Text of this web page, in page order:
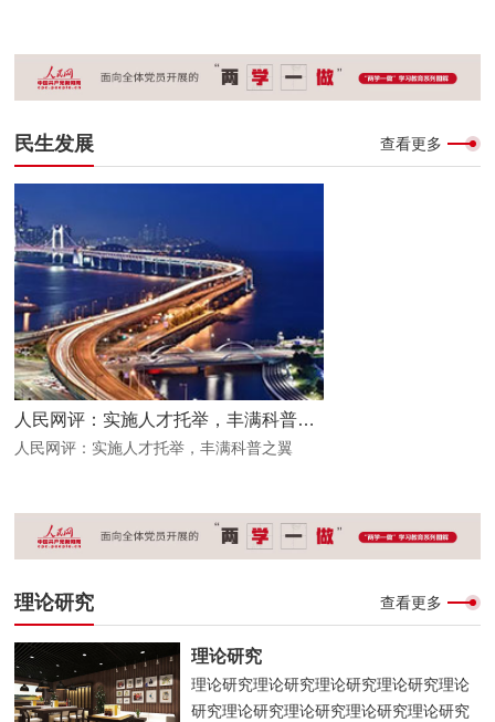
民生发展 查看更多
人民网评：实施人才托举，丰满科普之翼
人民网评：实施人才托举，丰满科普之翼
理论研究 查看更多
理论研究
理论研究理论研究理论研究理论研究理论
研究理论研究理论研究理论研究理论研究